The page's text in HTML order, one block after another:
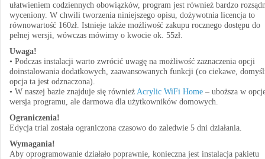
ułatwieniem codziennych obowiązków, program jest również bardzo
wyceniony. W chwili tworzenia niniejszego opisu, dożywotnia licencja to
równowartość 160zł. Istnieje także możliwość zakupu rocznego dostępu do
pełnej wersji, wówczas mówimy o kwocie ok. 55zł.
Uwaga!
• Podczas instalacji warto zwrócić uwagę na możliwość zaznaczenia opcji
doinstalowania dodatkowych, zaawansowanych funkcji (co ciekawe,
opcja ta jest odznaczona).
• W naszej bazie znajduje się również Acrylic WiFi Home – uboższa w
wersja programu, ale darmowa dla użytkowników domowych.
Ograniczenia!
Edycja trial została ograniczona czasowo do zaledwie 5 dni działania.
Wymagania!
Aby oprogramowanie działało poprawnie, konieczna jest instalacja pakietu